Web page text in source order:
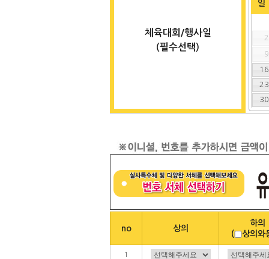
체육대회/행사일
(필수선택)
일
2
9
16
23
30
no 상의
하의
(
상의와
1